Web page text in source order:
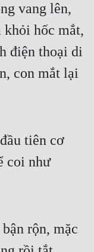
vang lên,
khỏi hốc mắt,
điện thoại di
con mắt lại
tiên cơ
coi như
rộn, mặc